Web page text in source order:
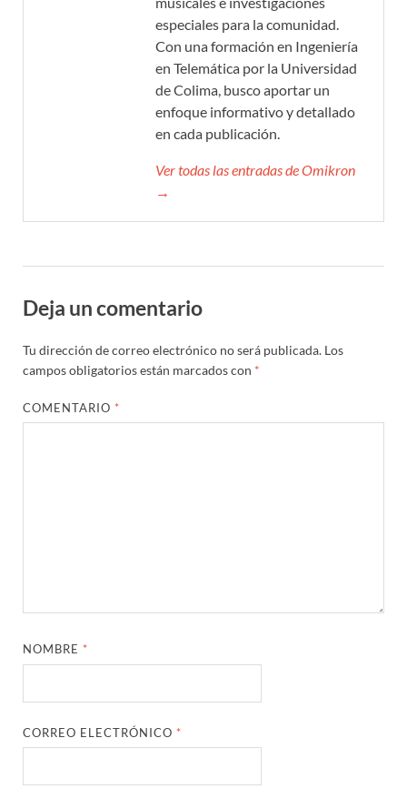
especiales para la comunidad.
Con una formación en Ingeniería
en Telemática por la Universidad
de Colima, busco aportar un
enfoque informativo y detallado
en cada publicación.
Ver todas las entradas de Omikron
→
Deja un comentario
Tu dirección de correo electrónico no será publicada. Los
campos obligatorios están marcados con *
COMENTARIO *
NOMBRE *
CORREO ELECTRÓNICO *